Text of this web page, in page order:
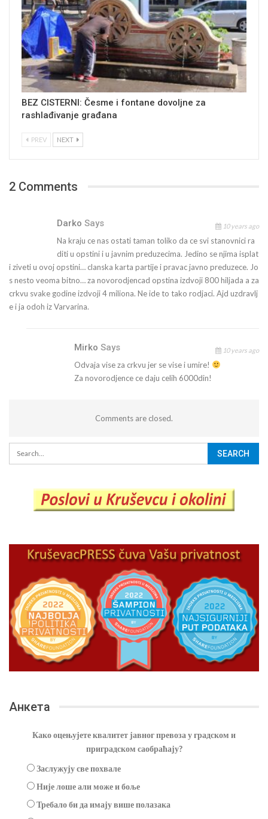
BEZ CISTERNI: Česme i fontane dovoljne za
rashlađivanje građana
PREV NEXT
2 Comments
Darko Says 10 years ago
Na kraju ce nas ostati taman toliko da ce svi stanovnici ra
diti u opstini i u javnim preduzecima. Jedino se njima isplat
i ziveti u ovoj opstini… clanska karta partije i pravac javno preduzece. Jo
s nesto veoma bitno… za novorodjencad opstina izdvoji 800 hiljada a za
crkvu svake godine izdvoji 4 miliona. Ne ide to tako rodjaci. Ajd uzdravlj
e i ja odoh iz Varvarina.
MirkoSays 10 years ago
Odvaja vise za crkvu jer se vise i umire!
Za novorodjence ce daju celih 6000din!
Comments are closed.
Анкета
Како оцењујете квалитет јавног превоза у градском и
приградском саобраћају?
Заслужују све похвале
Није лоше али може и боље
Требало би да имају више полазака